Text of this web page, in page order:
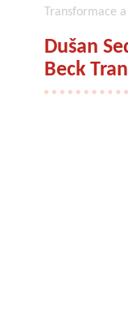
Transformace
Dušan
Beck